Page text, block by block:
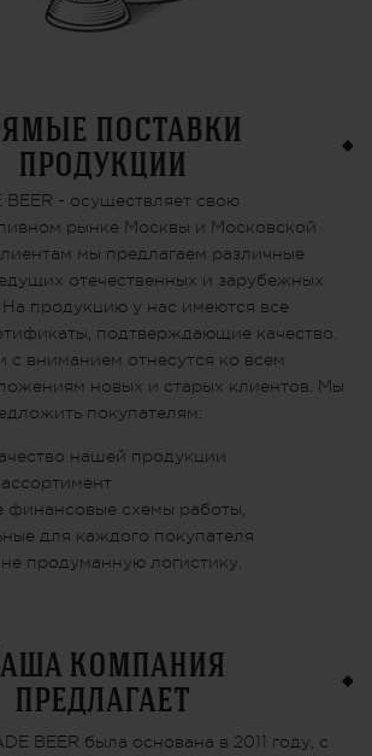
поставки
продукции
- осуществляет свою
рынке Москвы и Московской
мы предлагаем различные
отечественных и зарубежных
продукцию у нас имеются все
подтверждающие качество.
вниманием отнесутся ко всем
новых и старых клиентов. Мы
покупателям:
нашей продукции
финансовые схемы работы,
для каждого покупателя
продуманную логистику.
компания
предлагает
BEER была основана в 2011 году, с